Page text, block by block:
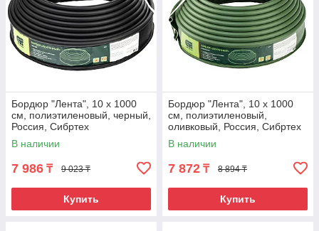
Бордюр "Лента", 10 х 1000
см, полиэтиленовый, черный,
Россия, Сибртех
В наличии
7 986 ₸ 9 023 ₸
Купить
Бордюр "Лента", 10 х 1000
см, полиэтиленовый,
оливковый, Россия, Сибртех
В наличии
7 872 ₸ 8 894 ₸
Купить